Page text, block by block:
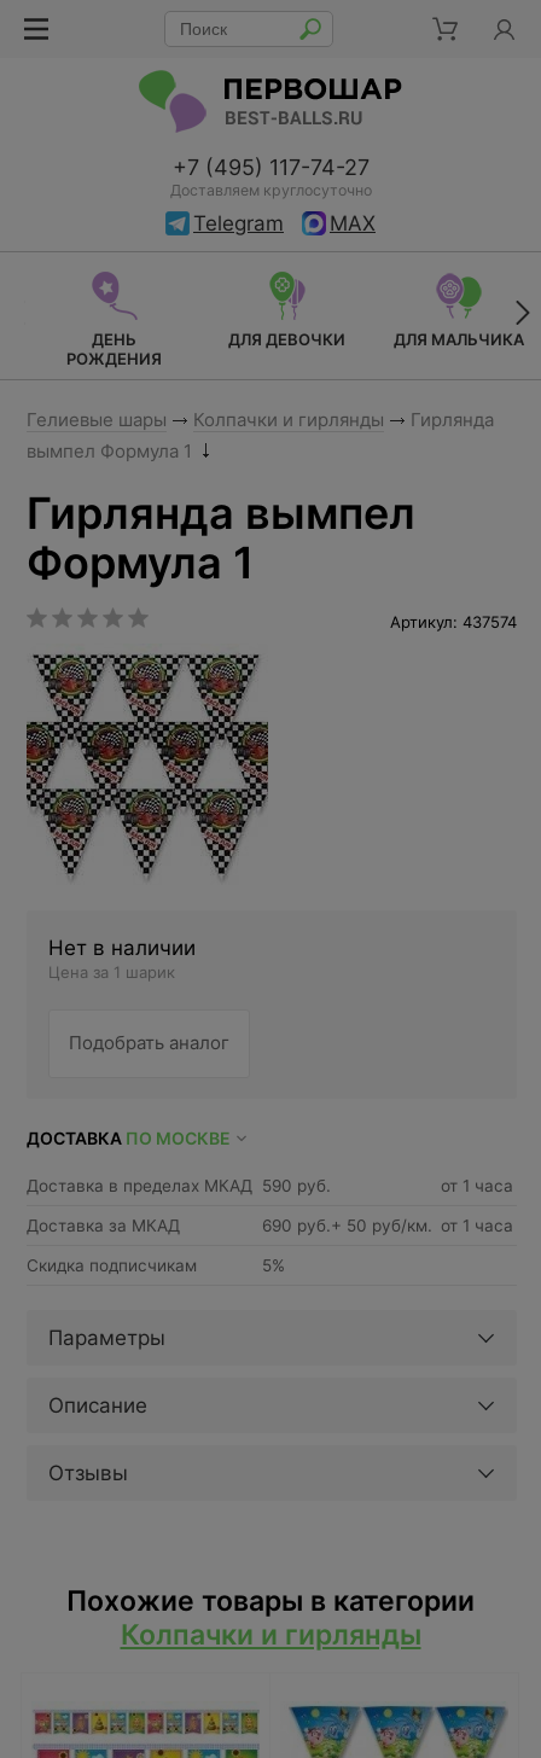
+7 (495) 117-74-27
Доставляем круглосуточно
Telegram MAX
ДЕНЬ
РОЖДЕНИЯ
ДЛЯ ДЕВОЧКИ ДЛЯ МАЛЬЧИКА
Гелиевые шары Колпачки и гирлянды
Гирлянда
вымпел Формула 1
Гирлянда вымпел
Формула 1
Артикул: 437574
Нет в наличии
Цена за 1 шарик
Подобрать аналог
ДОСТАВКА ПО МОСКВЕ
Доставка в пределах МКАД 590 руб. от 1 часа
Доставка за МКАД 690 руб.+ 50 руб/км. от 1 часа
Скидка подписчикам 5%
Параметры
Описание
Отзывы
Похожие товары в категории
Колпачки и гирлянды